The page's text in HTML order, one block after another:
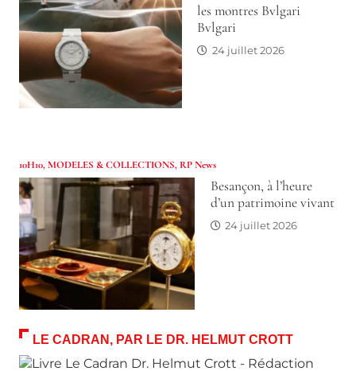
les montres Bvlgari
Bvlgari
24 juillet 2026
10H10,MODELES & COLLECTIONS, RP News
Besançon, à l’heure
d’un patrimoine vivant
24 juillet 2026
LE CADRAN, PAR LE DR. HELMUT CROTT